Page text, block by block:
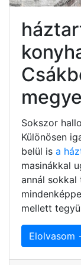
megye
Sokszor
Különösen
belül is a
masinákkal
annál
mellett
Elolvasom